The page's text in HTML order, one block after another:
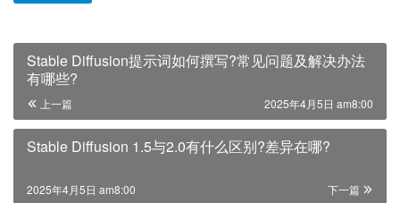
Stable Diffusion提示词如何撰写?常见问题及解决办法
有哪些?
上一篇 2025年4月5日 am8:00
Stable Diffusion 1.5与2.0有什么区别?差异在哪?
下一篇
2025年4月5日 am8:00